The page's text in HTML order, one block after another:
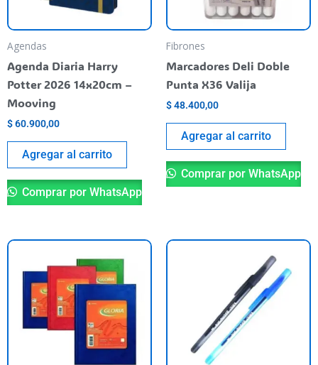
Agendas
Agenda Diaria Harry
Potter 2026 14x20cm –
Mooving
$60.900,00
Agregar al carrito
Comprar por WhatsApp
Fibrones
Marcadores Deli Doble
Punta X36 Valija
$48.400,00
Agregar al carrito
Comprar por WhatsApp
Este
opciones